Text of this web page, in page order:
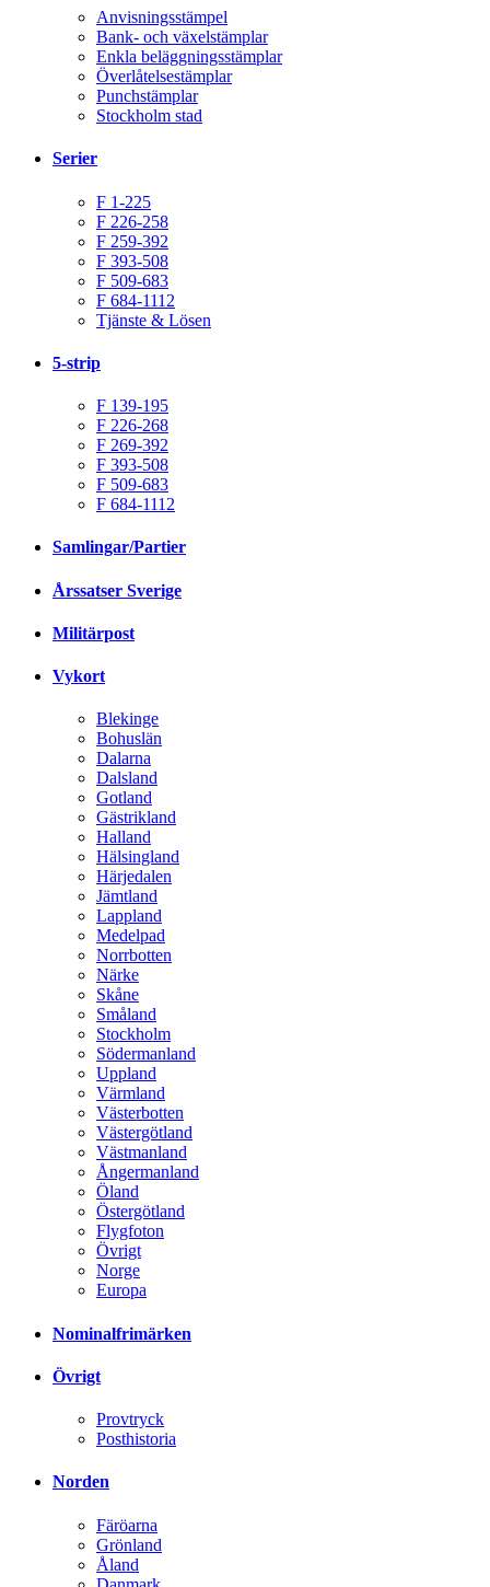
Anvisningsstämpel
Bank- och växelstämplar
Enkla beläggningsstämplar
Överlåtelsestämplar
Punchstämplar
Stockholm stad
Serier
F 1-225
F 226-258
F 259-392
F 393-508
F 509-683
F 684-1112
Tjänste & Lösen
5-strip
F 139-195
F 226-268
F 269-392
F 393-508
F 509-683
F 684-1112
Samlingar/Partier
Årssatser Sverige
Militärpost
Vykort
Blekinge
Bohuslän
Dalarna
Dalsland
Gotland
Gästrikland
Halland
Hälsingland
Härjedalen
Jämtland
Lappland
Medelpad
Norrbotten
Närke
Skåne
Småland
Stockholm
Södermanland
Uppland
Värmland
Västerbotten
Västergötland
Västmanland
Ångermanland
Öland
Östergötland
Flygfoton
Övrigt
Norge
Europa
Nominalfrimärken
Övrigt
Provtryck
Posthistoria
Norden
Färöarna
Grönland
Åland